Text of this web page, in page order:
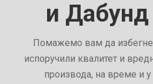
и
Помажемо вам да
испоручили квалитет и
производа, на време и у